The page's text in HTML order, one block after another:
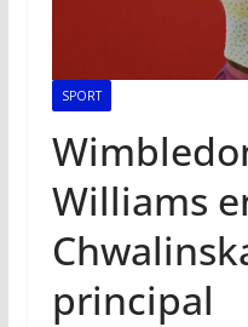
SPORT
Williams
principal